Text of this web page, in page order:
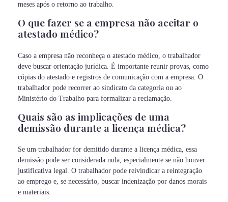
meses após o retorno ao trabalho.
O que fazer se a empresa não aceitar o
atestado médico?
Caso a empresa não reconheça o atestado médico, o trabalhador
deve buscar orientação jurídica. É importante reunir provas, como
cópias do atestado e registros de comunicação com a empresa. O
trabalhador pode recorrer ao sindicato da categoria ou ao
Ministério do Trabalho para formalizar a reclamação.
Quais são as implicações de uma
demissão durante a licença médica?
Se um trabalhador for demitido durante a licença médica, essa
demissão pode ser considerada nula, especialmente se não houver
justificativa legal. O trabalhador pode reivindicar a reintegração
ao emprego e, se necessário, buscar indenização por danos morais
e materiais.